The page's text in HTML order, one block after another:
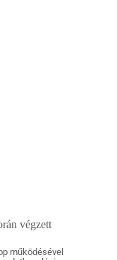
végzett
működésével